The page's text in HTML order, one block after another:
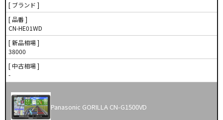
[ ブランド ]
[ 品番 ]
CN-HE01WD
[ 新品相場 ]
38000
[ 中古相場 ]
-
Panasonic GORILLA CN-G1500VD